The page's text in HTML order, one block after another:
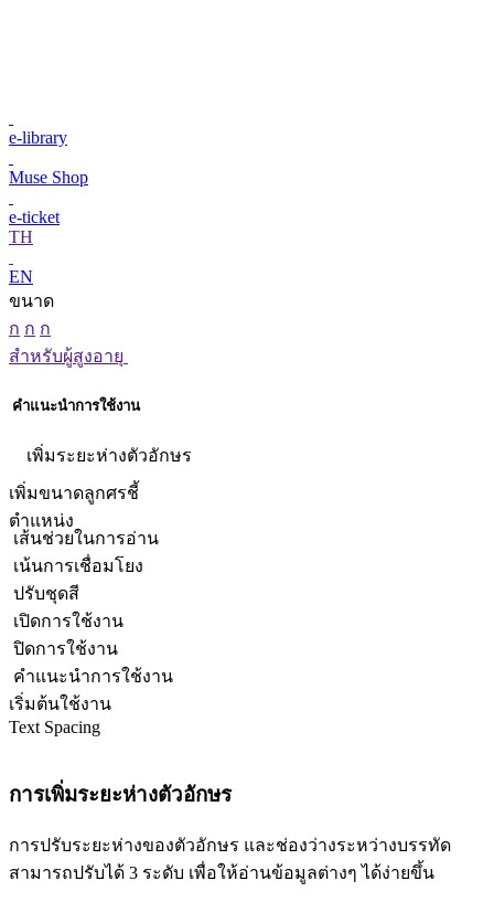
e-library
Muse Shop
e-ticket
TH
EN
ขนาด
ก ก ก
สำหรับผู้สูงอายุ
คำแนะนำการใช้งาน
เพิ่มระยะห่างตัวอักษร
เพิ่มขนาดลูกศรชี้
ตำแหน่ง
เส้นช่วยในการอ่าน
เน้นการเชื่อมโยง
ปรับชุดสี
เปิดการใช้งาน
ปิดการใช้งาน
คำแนะนำการใช้งาน
เริ่มต้นใช้งาน
Text Spacing
การเพิ่มระยะห่างตัวอักษร
การปรับระยะห่างของตัวอักษร และช่องว่างระหว่างบรรทัด
สามารถปรับได้ 3 ระดับ เพื่อให้อ่านข้อมูลต่างๆ ได้ง่ายขึ้น